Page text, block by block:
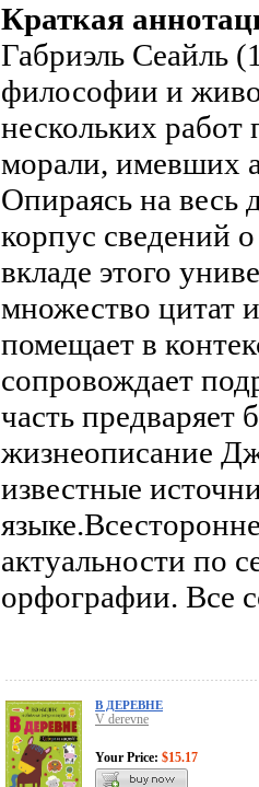
Краткая
Габриэль Сеайль
философии и
нескольких
морали, имевших
Опираясь на весь
корпус сведений
вкладе этого
множество цитат
помещает в
сопровождает
часть
жизнеописание
известные
актуальности по
орфографии. Все
В ДЕРЕВНЕ
V derevne
Your Price: $15.17